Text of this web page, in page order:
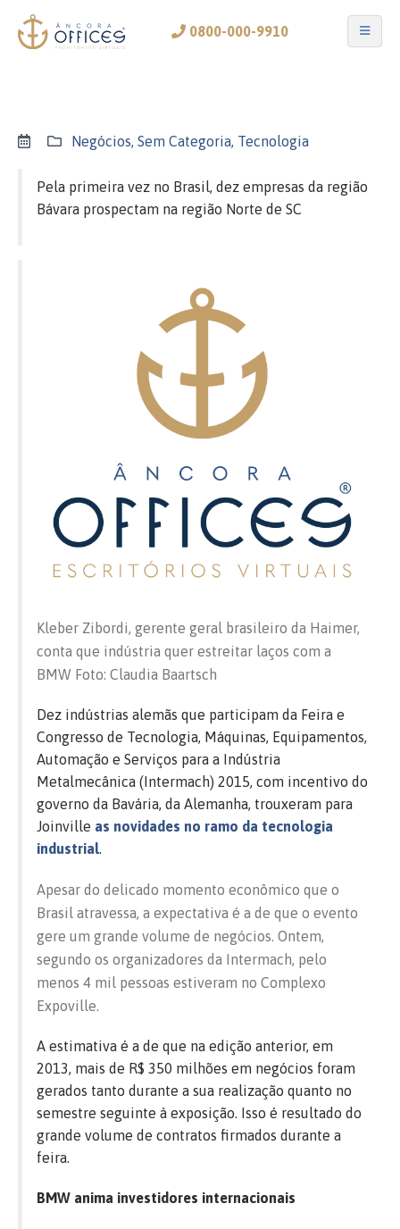
0800-000-9910
Negócios, Sem Categoria, Tecnologia
Pela primeira vez no Brasil, dez empresas da região
Bávara prospectam na região Norte de SC
Kleber Zibordi, gerente geral brasileiro da Haimer,
conta que indústria quer estreitar laços com a
BMW Foto: Claudia Baartsch
Dez indústrias alemãs que participam da Feira e
Congresso de Tecnologia, Máquinas, Equipamentos,
Automação e Serviços para a Indústria
Metalmecânica (Intermach) 2015, com incentivo do
governo da Bavária, da Alemanha, trouxeram para
Joinville as novidades no ramo da tecnologia
industrial.
Apesar do delicado momento econômico que o
Brasil atravessa, a expectativa é a de que o evento
gere um grande volume de negócios. Ontem,
segundo os organizadores da Intermach, pelo
menos 4 mil pessoas estiveram no Complexo
Expoville.
A estimativa é a de que na edição anterior, em
2013, mais de R$ 350 milhões em negócios foram
gerados tanto durante a sua realização quanto no
semestre seguinte à exposição. Isso é resultado do
grande volume de contratos firmados durante a
feira.
BMW anima investidores internacionais